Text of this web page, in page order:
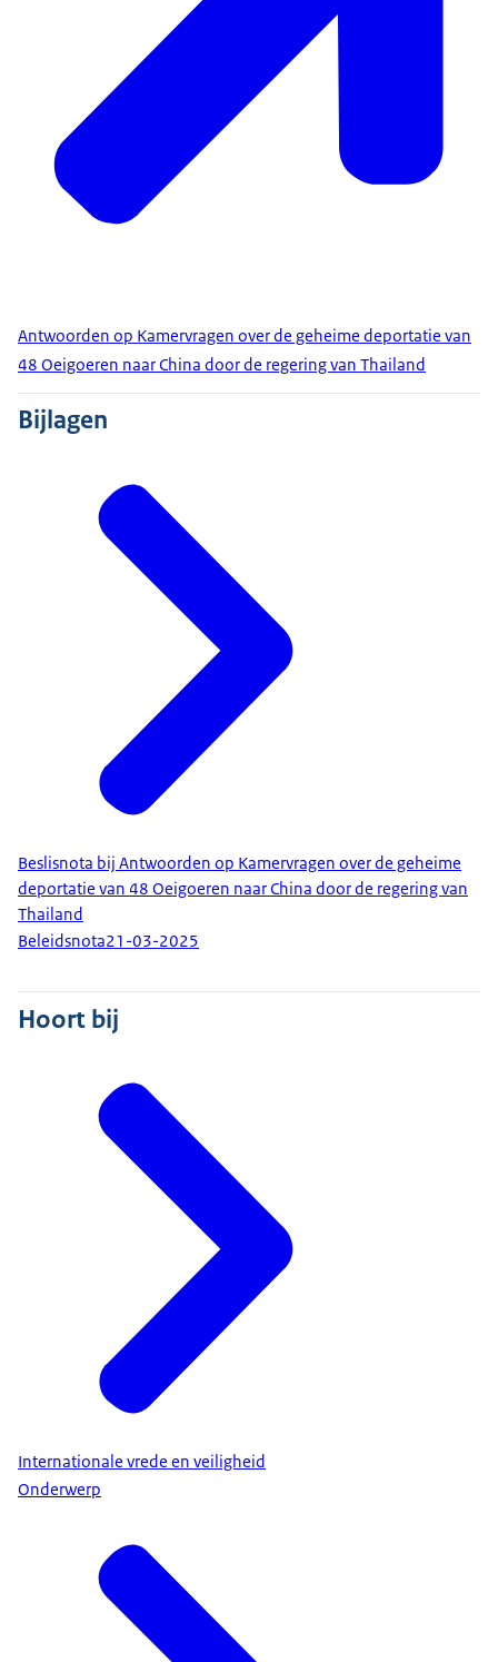
Antwoorden op Kamervragen over de geheime deportatie van
48 Oeigoeren naar China door de regering van Thailand
Bijlagen
Beslisnota bij Antwoorden op Kamervragen over de geheime
deportatie van 48 Oeigoeren naar China door de regering van
Thailand
Beleidsnota21-03-2025
Hoort bij
Internationale vrede en veiligheid
Onderwerp